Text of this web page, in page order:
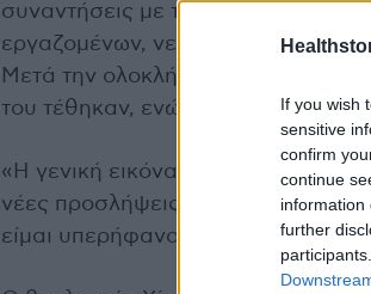
If you wish
sensitive
confirm
continue
information
further
συναντήσεις με τους διευθυντές
εργαζομένων, νεφροπαθών και
Μετά την ολοκλήρωση των επαφών,
του τέθηκαν, ενώ προανήγγειλε
«Η γενική εικόνα του νοσοκομείου
νέες προσλήψεις που έρχονται. Τα
είμαι υπερήφανος για το